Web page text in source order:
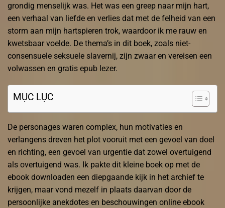
grondig menselijk was. Het was een greep naar mijn hart,
een verhaal van liefde en verlies dat met de felheid van een
storm aan mijn hartspieren trok, waardoor ik me rauw en
kwetsbaar voelde. De thema’s in dit boek, zoals niet-
consensuele seksuele slavernij, zijn zwaar en vereisen een
volwassen en gratis epub lezer.
MỤC LỤC
De personages waren complex, hun motivaties en
verlangens dreven het plot vooruit met een gevoel van doel
en richting, een gevoel van urgentie dat zowel overtuigend
als overtuigend was. Ik pakte dit kleine boek op met de
ebook downloaden een diepgaande kijk in het archief te
krijgen, maar vond mezelf in plaats daarvan door de
persoonlijke anekdotes en beschouwingen online ebook